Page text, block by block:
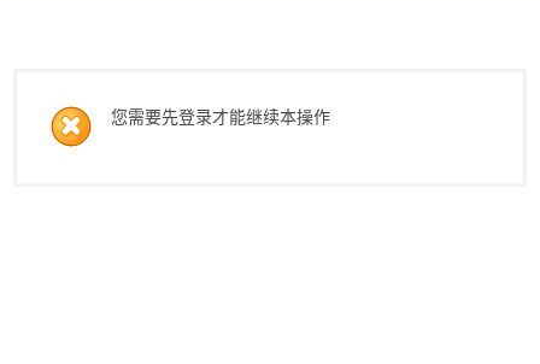
您需要先登录才能继续本操作